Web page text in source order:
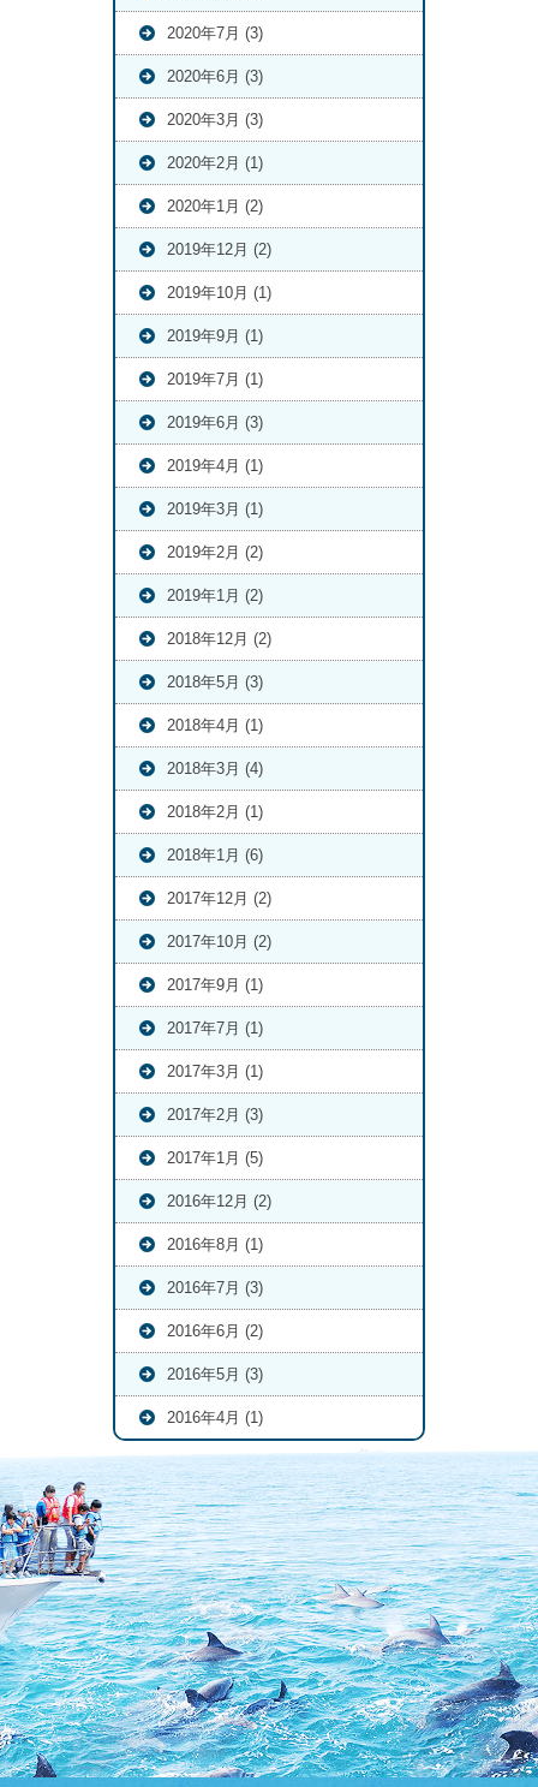
2020年7月 (3)
2020年6月 (3)
2020年3月 (3)
2020年2月 (1)
2020年1月 (2)
2019年12月 (2)
2019年10月 (1)
2019年9月 (1)
2019年7月 (1)
2019年6月 (3)
2019年4月 (1)
2019年3月 (1)
2019年2月 (2)
2019年1月 (2)
2018年12月 (2)
2018年5月 (3)
2018年4月 (1)
2018年3月 (4)
2018年2月 (1)
2018年1月 (6)
2017年12月 (2)
2017年10月 (2)
2017年9月 (1)
2017年7月 (1)
2017年3月 (1)
2017年2月 (3)
2017年1月 (5)
2016年12月 (2)
2016年8月 (1)
2016年7月 (3)
2016年6月 (2)
2016年5月 (3)
2016年4月 (1)